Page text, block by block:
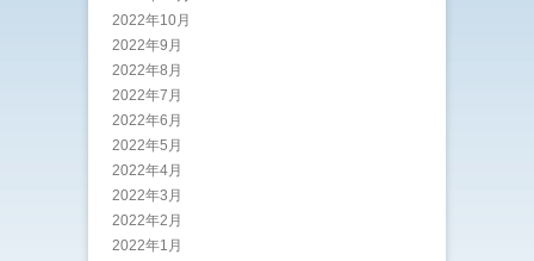
2022年10月
2022年9月
2022年8月
2022年7月
2022年6月
2022年5月
2022年4月
2022年3月
2022年2月
2022年1月